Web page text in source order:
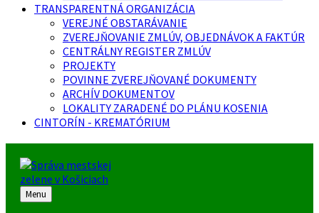
TRANSPARENTNÁ ORGANIZÁCIA
VEREJNÉ OBSTARÁVANIE
ZVEREJŇOVANIE ZMLÚV, OBJEDNÁVOK A FAKTÚR
CENTRÁLNY REGISTER ZMLÚV
PROJEKTY
POVINNE ZVEREJŇOVANÉ DOKUMENTY
ARCHÍV DOKUMENTOV
LOKALITY ZARADENÉ DO PLÁNU KOSENIA
CINTORÍN - KREMATÓRIUM
Menu